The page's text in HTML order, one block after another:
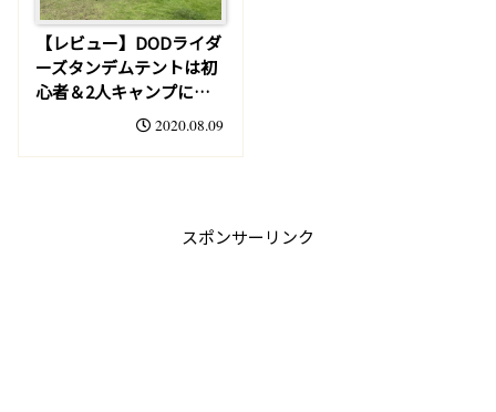
【レビュー】DODライダ
ーズタンデムテントは初
心者＆2人キャンプにお
2020.08.09
スポンサーリンク